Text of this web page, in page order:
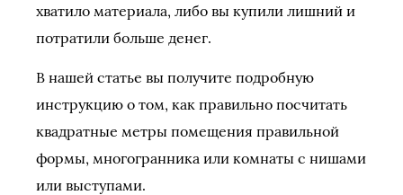
хватило материала, либо вы купили лишний и
потратили больше денег.
В нашей статье вы получите подробную
инструкцию о том, как правильно посчитать
квадратные метры помещения правильной
формы, многогранника или комнаты с нишами
или выступами.